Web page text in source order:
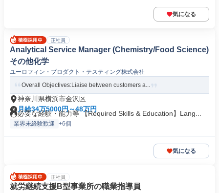
気になる
正社員
Analytical Service Manager (Chemistry/Food Science)
その他化学
ユーロフィン・プロダクト・テスティング株式会社
Overall Objectives:Liaise between customers a...
神奈川県横浜市金沢区
月給34万5000円～48万円
必要な経験・能力等 【Required Skills & Education】Lang...
業界未経験歓迎 +6個
気になる
正社員
就労継続支援B型事業所の職業指導員